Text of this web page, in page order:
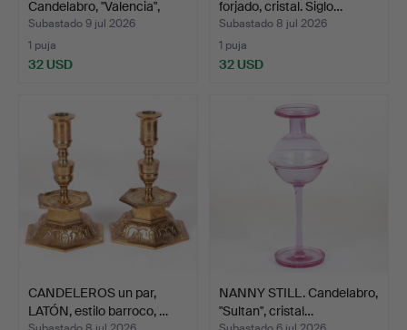
Candelabro, "Valencia",
porc…
Subastado 9 jul 2026
1 puja
32 USD
forjado, cristal. Siglo…
Subastado 8 jul 2026
1 puja
32 USD
CANDELEROS un par,
LATÓN, estilo barroco, …
NANNY STILL. Candelabro,
"Sultan", cristal…